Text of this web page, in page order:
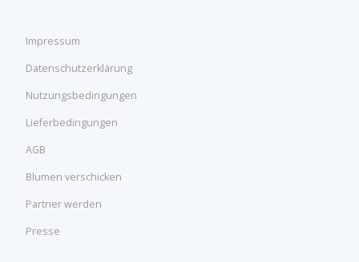
Impressum
Datenschutzerklärung
Nutzungsbedingungen
Lieferbedingungen
AGB
Blumen verschicken
Partner werden
Presse